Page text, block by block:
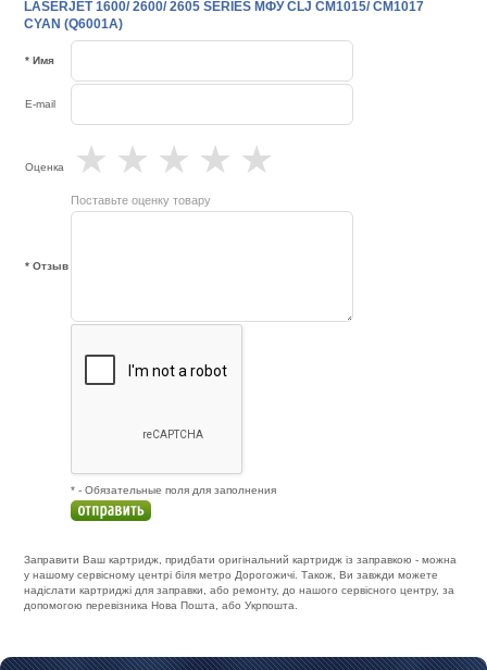
LASERJET 1600/ 2600/ 2605 SERIES МФУ CLJ CM1015/ CM1017
CYAN (Q6001A)
* Имя
E-mail
Оценка ★
★
★
★
★
Поставьте оценку товару
* Отзыв
* - Обязательные поля для заполнения
Заправити Ваш картридж, придбати оригінальний картридж із заправкою - можна
у нашому сервісному центрі біля метро Дорогожичі. Також, Ви завжди можете
надіслати картриджі для заправки, або ремонту, до нашого сервісного центру, за
допомогою перевізника Нова Пошта, або Укрпошта.